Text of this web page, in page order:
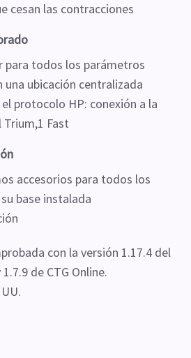
cesan las contracciones
para todos los parámetros
una ubicación centralizada
protocolo HP: conexión a la
Fast
accesorios para todos los
base instalada
con la versión 1.17.4 del
de CTG Online.